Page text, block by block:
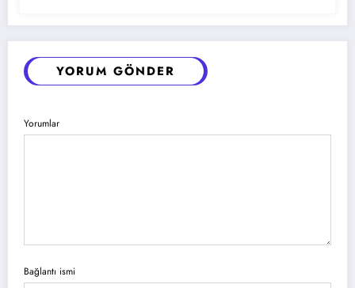
YORUM GÖNDER
Yorumlar
Bağlantı ismi